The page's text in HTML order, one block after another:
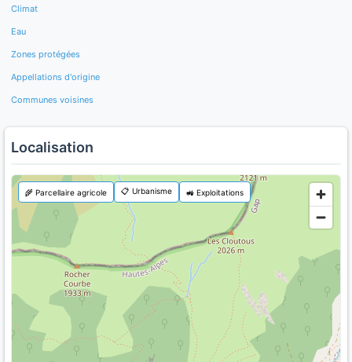
Climat
Eau
Zones protégées
Appellations d'origine
Communes voisines
Localisation
🌾 Parcellaire agricole 📋 Urbanisme 🚜 Exploitations